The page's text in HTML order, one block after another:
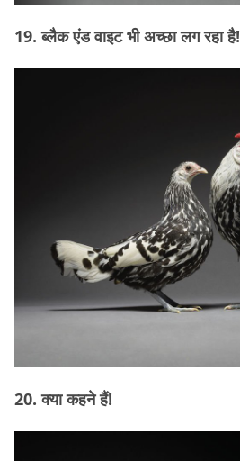
19. ब्लैक एंड वाइट भी अच्छा लग रहा है!
20. क्या कहने हैं!